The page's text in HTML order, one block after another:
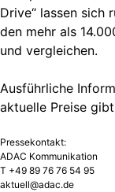
Drive“ lassen sich
den mehr als
und vergleichen.
Ausführliche
aktuelle Preise
Pressekontakt:
ADAC Kommunikation
T +49 89 76 76 54 95
aktuell@adac.de